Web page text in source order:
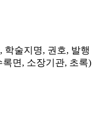
학술지명, 권호, 발행
면, 소장기관, 초록)